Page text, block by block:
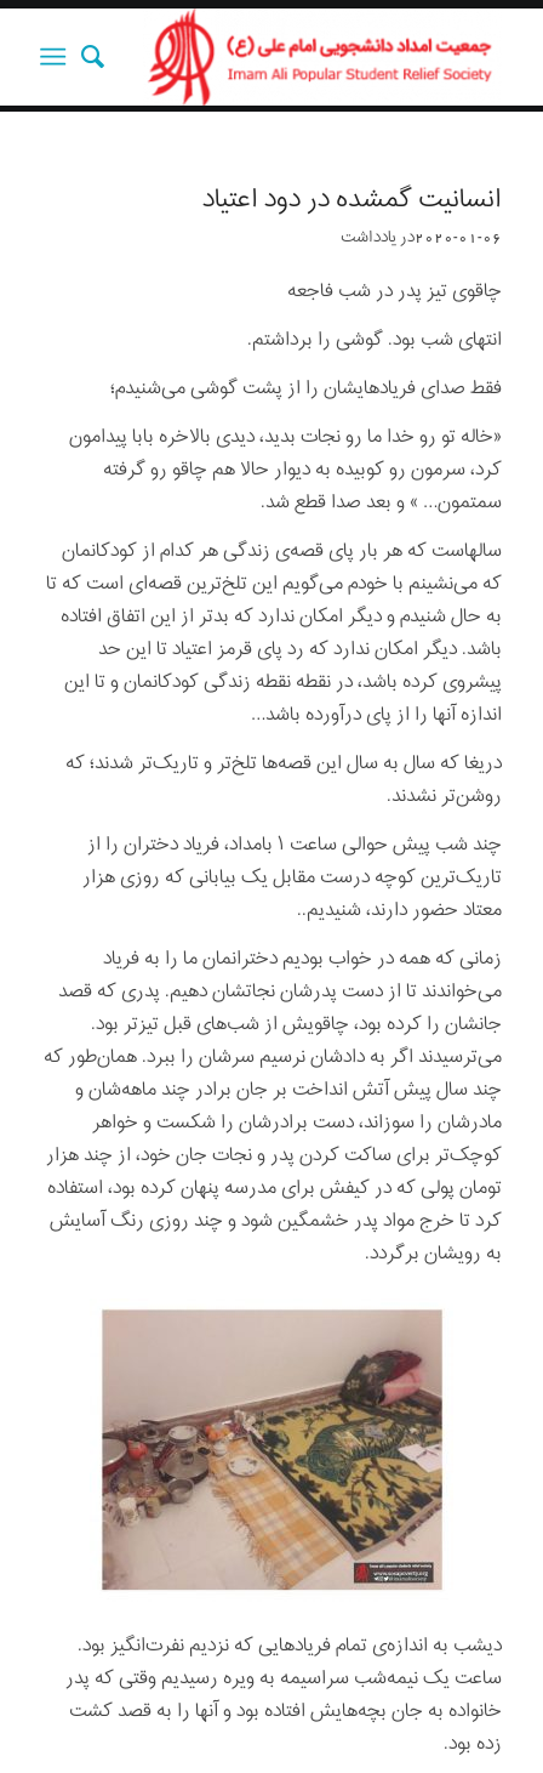
انسانیت گمشده در دود اعتیاد
2020-01-06دریادداشت‌‌‌‌‌‌‌
چاقوی تیز پدر در شب فاجعه
انتهای شب بود. گوشی را برداشتم.
فقط صدای فریادهایشان را از پشت گوشی می‌شنیدم؛
«خاله تو رو خدا ما رو نجات بدید، دیدی بالاخره بابا پیدامون
کرد، سرمون رو کوبیده به دیوار حالا هم چاقو رو گرفته
سمتمون… » و بعد صدا قطع شد.
سالهاست که هر بار پای قصه‌ی زندگی هر کدام از کودکانمان
که می‌نشینم با خودم می‌گویم این تلخ‌ترین قصه‌ای است که تا
به حال شنیدم و دیگر امکان ندارد که بدتر از این اتفاق افتاده
باشد. دیگر امکان ندارد که رد پای قرمز اعتیاد تا این حد
پیشروی کرده باشد، در نقطه نقطه زندگی کودکانمان و تا این
اندازه آنها را از پای درآورده باشد…
دریغا که سال به سال این قصه‌ها تلخ‌تر و تاریک‌تر شدند؛ که
روشن‌تر نشدند.
چند شب پیش حوالی ساعت ۱ بامداد، فریاد دختران را از
تاریک‌ترین کوچه درست مقابل یک بیابانی که روزی هزار
معتاد حضور دارند، شنیدیم..
زمانی که همه در خواب بودیم دخترانمان ما را به فریاد
می‌خواندند تا از دست پدرشان نجاتشان دهیم. پدری که قصد
جانشان را کرده بود، چاقویش از شب‌های قبل تیزتر بود.
می‌ترسیدند اگر به دادشان نرسیم سرشان را ببرد. همان‌طور که
چند سال پیش آتش انداخت بر جان برادر چند ماهه‌شان و
مادرشان را سوزاند، دست برادرشان را شکست و خواهر
کوچک‌تر برای ساکت کردن پدر و نجات جان خود، از چند هزار
تومان پولی که در کیفش برای مدرسه پنهان کرده بود، استفاده
کرد تا خرج مواد پدر خشمگین شود و چند روزی رنگ آسایش
به رویشان برگردد.
دیشب به اندازه‌ی تمام فریادهایی که نزدیم نفرت‌انگیز بود.
ساعت یک نیمه‌شب سراسیمه به ویره رسیدیم وقتی که پدر
خانواده به جان بچه‌هایش افتاده بود و آنها را به قصد کشت
زده بود.